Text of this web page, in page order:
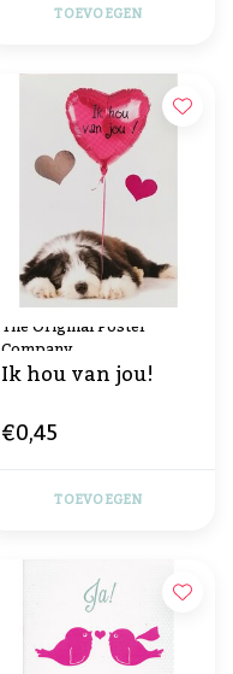
TOEVOEGEN
The Original Poster
Company
Ik hou van jou!
€0,45
TOEVOEGEN